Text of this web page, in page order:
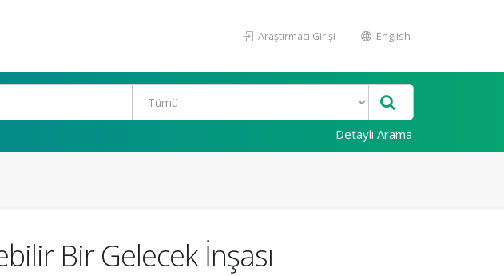
Araştırmacı Girişi English
Detaylı Arama
Bir Gelecek İnşası